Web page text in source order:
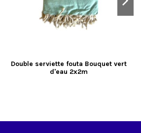
Double serviette fouta Bouquet vert
d'eau 2x2m